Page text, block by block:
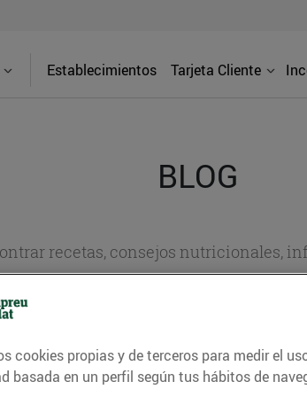
Establecimientos Tarjeta Cliente
BLOG
recetas, consejos nutricionales,
CONSELLS I HÀBITS SALUDABLES ENERGIA
cookies propias y de terceros para medir el
basada en un perfil según tus hábitos de